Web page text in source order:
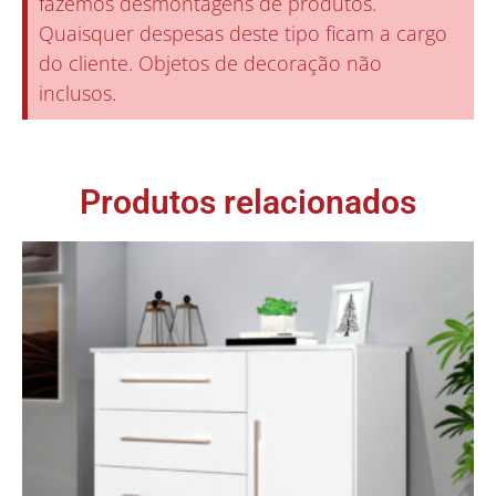
Quaisquer despesas deste tipo ficam a cargo
do cliente. Objetos de decoração não
inclusos.
Produtos relacionados